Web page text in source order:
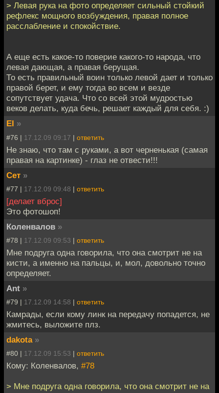
> Левая рука на фото определяет сильный стойкий
рефлекс мощного возбуждения, правая полное
расслабление и спокойствие.
А еще есть какое-то поверие какого-то народа, что
левая дающая, а правая берущая.
То есть правильный воин только левой дает и только
правой берет, и ему тогда во всем и везде
сопутствует удача. Что со всей этой мудростью
веков делать, куда бечь, решает каждый для себя. :)
EI »
#76 | 17.12.09 09:17 | ответить
Не знаю, что там с руками, а вот черненькая (самая
правая на картинке) - глаз не отвести!!!
Сет »
#77 | 17.12.09 09:48 | ответить
[делает вброс]
Это фотошоп!
Коленвалов »
#78 | 17.12.09 09:53 | ответить
Мне подруга одна говорила, что она смотрит не на
кисти, а именно на пальцы, и, мол, довольно точно
определяет.
Ant »
#79 | 17.12.09 14:58 | ответить
Камрады, если кому линк на передачу попадется, не
жмитесь, выложите плз.
dakota »
#80 | 17.12.09 15:53 | ответить
Кому: Коленвалов, #78
> Мне подруга одна говорила, что она смотрит не на